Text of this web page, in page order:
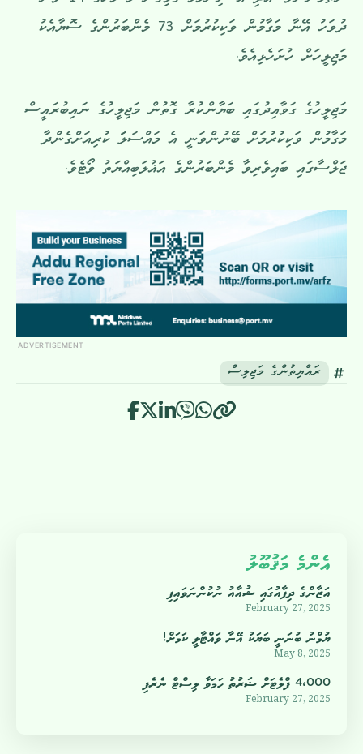
ދުވަހު އޭނާ މަގާމުން ވަކިކުރުމަށް 73 މެންބަރުންގެ ސޮޔާއެކު
މަޖިލީހަށް ހުށަހެޅިއެވެ.
މަޖިލީހުގެ ގަވާއިދުގައި ބަޔާންކުރާ ގޮތުން މަޖިލީހުގެ ނައިބުރައީސް
މަގާމުން ވަކިކުރުމަށް ބޭނުންވަނީ އެ މައްސަލަަ ކުރިއަށްގެންދާ
ޖަލްސާގައި ބައިވެރިވާ މެންބަރުންގެ އަޣުލަބިއްޔަތު ވޯޓެވެ.
ADVERTISEMENT
ރައްޔިތުންގެ މަޖިލިސް
އެންމެ މަޤުބޫލު
އަޒާންގެ ދިފާއުގައި ޝުއާއު ނުކުންނަވައިފި
February 27, 2025
ޔުމްނު ބުނަނީ ބަޔަކު އޭނާ ވައްޓާލީ ކަމަށް!
May 8, 2025
4،000 ފްލެޓަށް ޝަރުތު ހަމަވާ ލިސްޓް ނެރެފި
February 27, 2025